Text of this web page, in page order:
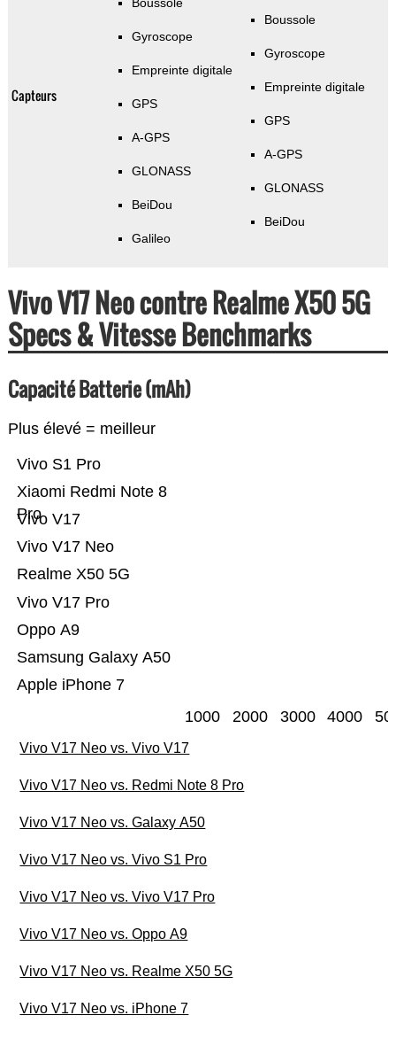
Capteurs
Gyroscope
Empreinte digitale
GPS
A-GPS
GLONASS
BeiDou
Galileo
Boussole
Gyroscope
Empreinte digitale
GPS
A-GPS
GLONASS
BeiDou
Vivo V17 Neo contre Realme X50 5G
Specs & Vitesse Benchmarks
Capacité Batterie (mAh)
Plus élevé = meilleur
Apple iPhone 7
Samsung Galaxy A50
Oppo A9
Vivo V17 Pro
Realme X50 5G
Vivo V17 Neo
Vivo V17
Xiaomi Redmi Note 8
Pro
Vivo S1 Pro
1000 2000 3000 4000
Vivo V17 Neo vs. Vivo V17
Vivo V17 Neo vs. Redmi Note 8 Pro
Vivo V17 Neo vs. Galaxy A50
Vivo V17 Neo vs. Vivo S1 Pro
Vivo V17 Neo vs. Vivo V17 Pro
Vivo V17 Neo vs. Oppo A9
Vivo V17 Neo vs. Realme X50 5G
Vivo V17 Neo vs. iPhone 7